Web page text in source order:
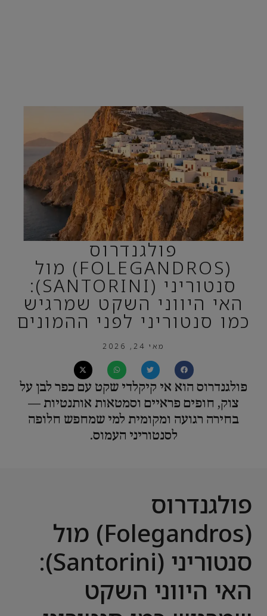
פולגנדרוס
(FOLEGANDROS) מול
סנטוריני (SANTORINI):
האי היווני השקט שמרגיש
כמו סנטוריני לפני ההמונים
מאי 24, 2026
פולגנדרוס הוא אי קיקלדי שקט עם כפר לבן על
צוק, חופים פראיים וסמטאות אותנטיות —
בחירה רגועה ומקומית למי שמחפש חלופה
לסנטוריני העמוס.
פולגנדרוס
(Folegandros) מול
סנטוריני (Santorini):
האי היווני השקט